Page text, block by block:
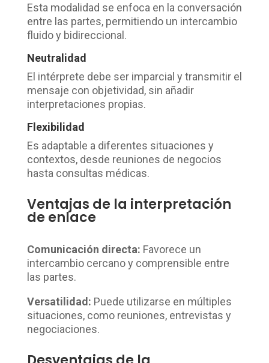
Esta modalidad se enfoca en la conversación
entre las partes, permitiendo un intercambio
fluido y bidireccional.
Neutralidad
El intérprete debe ser imparcial y transmitir el
mensaje con objetividad, sin añadir
interpretaciones propias.
Flexibilidad
Es adaptable a diferentes situaciones y
contextos, desde reuniones de negocios
hasta consultas médicas.
Ventajas de la interpretación
de enlace
Comunicación directa: Favorece un
intercambio cercano y comprensible entre
las partes.
Versatilidad: Puede utilizarse en múltiples
situaciones, como reuniones, entrevistas y
negociaciones.